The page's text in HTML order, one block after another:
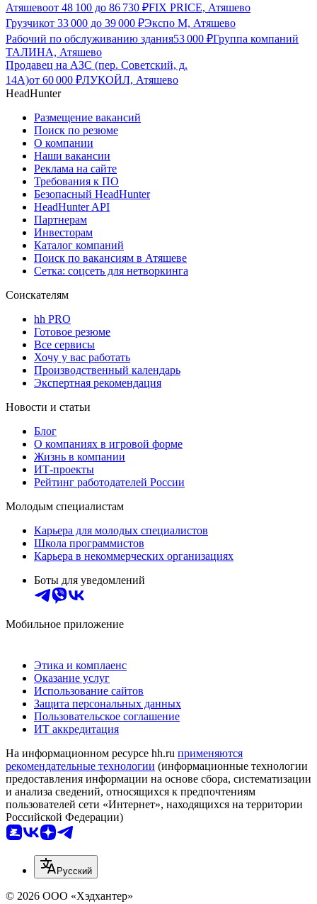
Атяшевоот 48 100 до 86 730 ₽FIX PRICE, Атяшево
Грузчикот 33 000 до 39 000 ₽Экспо М, Атяшево
Рабочий по обслуживанию здания53 000 ₽Группа компаний
ТАЛИНА, Атяшево
Продавец на АЗС (пер. Советский, д.
14А)от 60 000 ₽ЛУКОЙЛ, Атяшево
HeadHunter
Размещение вакансий
Поиск по резюме
О компании
Наши вакансии
Реклама на сайте
Требования к ПО
Безопасный HeadHunter
HeadHunter API
Партнерам
Инвесторам
Каталог компаний
Поиск по вакансиям в Атяшеве
Сетка: соцсеть для нетворкинга
Соискателям
hh PRO
Готовое резюме
Все сервисы
Хочу у вас работать
Производственный календарь
Экспертная рекомендация
Новости и статьи
Блог
О компаниях в игровой форме
Жизнь в компании
ИТ-проекты
Рейтинг работодателей России
Молодым специалистам
Карьера для молодых специалистов
Школа программистов
Карьера в некоммерческих организациях
Боты для уведомлений
Мобильное приложение
Этика и комплаенс
Оказание услуг
Использование сайтов
Защита персональных данных
Пользовательское соглашение
ИТ аккредитация
На информационном ресурсе hh.ru применяются
рекомендательные технологии (информационные технологии
предоставления информации на основе сбора, систематизации
и анализа сведений, относящихся к предпочтениям
пользователей сети «Интернет», находящихся на территории
Российской Федерации)
Русский
© 2026 ООО «Хэдхантер»